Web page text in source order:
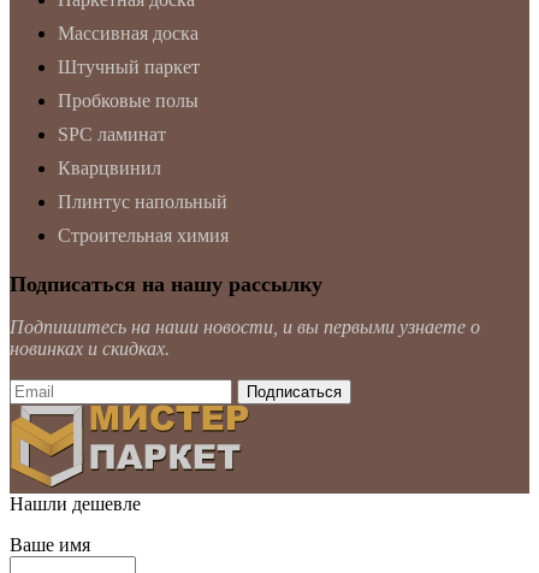
Массивная доска
Штучный паркет
Пробковые полы
SPC ламинат
Кварцвинил
Плинтус напольный
Строительная химия
Подписаться на нашу рассылку
Подпишитесь на наши новости, и вы первыми узнаете о
новинках и скидках.
Нашли дешевле
Ваше имя